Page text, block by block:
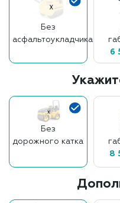
Без
асфальтоукладчика
6
Без
дорожного катка
8